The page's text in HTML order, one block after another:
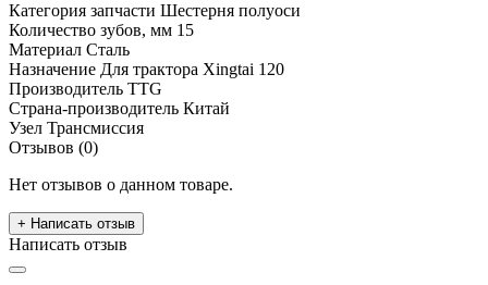
Категория запчасти Шестерня полуоси
Количество зубов, мм 15
Материал Сталь
Назначение Для трактора Xingtai 120
Производитель TTG
Страна-производитель Китай
Узел Трансмиссия
Отзывов (0)
Нет отзывов о данном товаре.
+ Написать отзыв
Написать отзыв